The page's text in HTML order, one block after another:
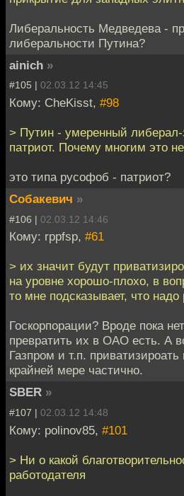
Либеральность Медведева -
либеральности Путина?
ainich »
#105 | 02.03.12 14:45
Кому: CheKisst, #98
> Путин - умеренный либерал-
патриот. Почему многим это
это типа русофоб - патриот?
Собакевич »
#106 | 02.03.12 14:46
Кому: rppfsp, #61
> их значит будут
на уровне хорошо-плохо, в
то мне подсказывает, что надо
Госкорпорации? Вроде пока
превратить их в ОАО есть. А
Газпром и т.п. приватизироать
крайней мере частично.
SBER »
#107 | 02.03.12 14:48
Кому: polinov85, #101
> Ни о какой
работодателя